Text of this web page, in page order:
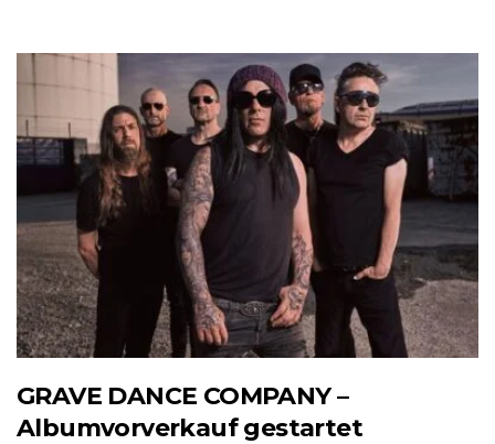
GRAVE DANCE COMPANY –
Albumvorverkauf gestartet